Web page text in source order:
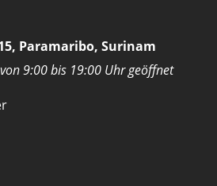
Paramaribo, Surinam
9:00 bis 19:00 Uhr geöffnet